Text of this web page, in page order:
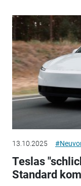
13.10.2025
Teslas
Standard